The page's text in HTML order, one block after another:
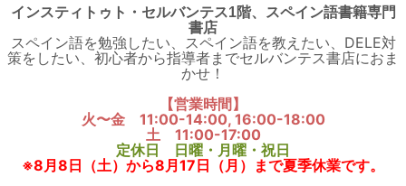
インスティトゥト・セルバンテス1階、スペイン語書籍専門
書店
スペイン語を勉強したい、スペイン語を教えたい、DELE対
策をしたい、初心者から指導者までセルバンテス書店におま
かせ！
【営業時間】
火〜金 11:00-14:00, 16:00-18:00
土 11:00-17:00
定休日 日曜・月曜・祝日
※8月8日（土）から8月17日（月）まで夏季休業です。